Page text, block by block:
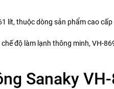
lít, thuộc dòng sản phẩm cao
độ làm lạnh thông minh, VH-
Sanaky